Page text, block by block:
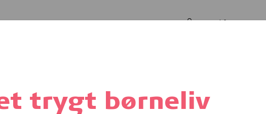
Log ind for ansøgere
trygt børneliv